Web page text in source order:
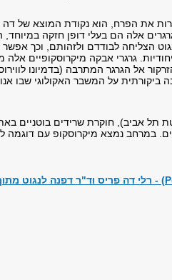
את הפרח, הוא נקודת המוצא של
אלה הם בעלי דופן חזקה
הצליחה לבודדם ולזהותם, וכך אפשר
גרגרי אבקה מיקרוסקופיים אלה
אל הגרגר המתרבה (בדמיונו
על המשבר האקולוגי שבו
תל אביב), חוקרת שרידים בוטניים
במרחב נמצא מיקרוסקופ עם דוגמה